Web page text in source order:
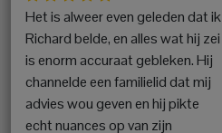
Het is alweer even geleden dat ik
Richard belde, en alles wat hij zei
is enorm accuraat gebleken. Hij
channelde een familielid dat mij
advies wou geven en hij pikte
echt nuances op van zijn